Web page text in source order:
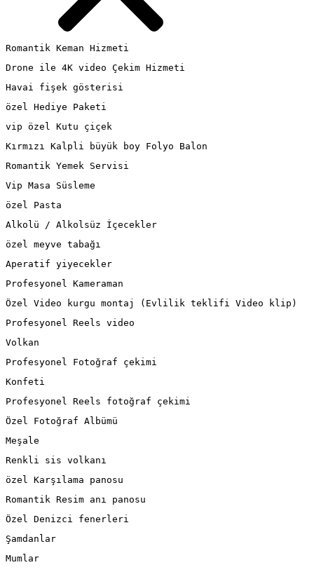
Romantik Keman Hizmeti
Drone ile 4K video Çekim Hizmeti
Havai fişek gösterisi
özel Hediye Paketi
vip özel Kutu çiçek
Kırmızı Kalpli büyük boy Folyo Balon
Romantik Yemek Servisi
Vip Masa Süsleme
özel Pasta
Alkolü / Alkolsüz İçecekler
özel meyve tabağı
Aperatif yiyecekler
Profesyonel Kameraman
Özel Video kurgu montaj (Evlilik teklifi Video klip)
Profesyonel Reels video
Volkan
Profesyonel Fotoğraf çekimi
Konfeti
Profesyonel Reels fotoğraf çekimi
Özel Fotoğraf Albümü
Meşale
Renkli sis volkanı
özel Karşılama panosu
Romantik Resim anı panosu
Özel Denizci fenerleri
Şamdanlar
Mumlar